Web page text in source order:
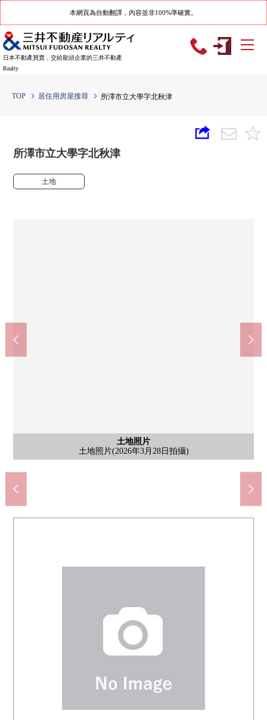
本網頁為自動翻譯，內容並非100%準確實。
日本不動產買賣，交給龍頭企業的三井不動產
Realty
TOP 居住用房屋搜尋 所澤市立大學字北秋津
所澤市立大學字北秋津
土地
土地照片
土地照片(2026年3月28日拍攝)
土地照片
土地照片(2026年3月28日拍攝)
土地照片
土地照片(2026年3月28日拍攝)
含有前面道路的外觀
含有前面道路的外觀(2026年3月28日拍攝)
含有前面道路的外觀
含有前面道路的外觀(2026年3月28日拍攝)
sokora所澤(約600m)
guranemio所澤(約1300m)
顯得清澈，來秋津食品館(約700m)
7-Eleven所澤北秋津東店(約650m)
所澤市立北秋津小學(約500m)
所沢市立南陵中學校(約2200m)